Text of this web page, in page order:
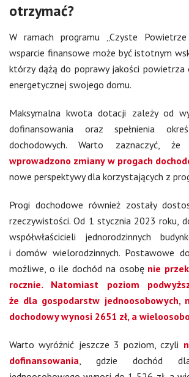
otrzymać?
W ramach programu „Czyste
wsparcie finansowe może być istotnym
którzy dążą do poprawy jakości
energetycznej swojego domu.
Maksymalna kwota dotacji zależy od
dofinansowania oraz spełnienia
dochodowych. Warto zaznaczyć,
wprowadzono zmiany w progach
nowe perspektywy dla korzystających z
Progi dochodowe również zostały
rzeczywistości. Od 1 stycznia 2023 roku,
współwłaścicieli jednorodzinnych
i domów wielorodzinnych. Postawowe
możliwe, o ile dochód na osobę nie
rocznie. Natomiast poziom
że dla gospodarstw jednoosobowych,
dochodowy wynosi 2651 zł, a
Warto wyróżnić jeszcze 3 poziom, czyli
dofinansowania, gdzie dochód dla